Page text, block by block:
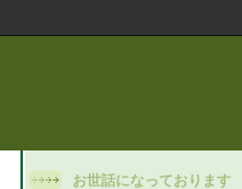
お世話になっております